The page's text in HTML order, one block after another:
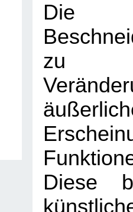
Die
zu
Diese